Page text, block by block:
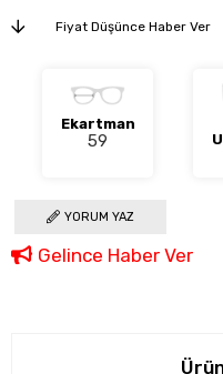
Fiyat Düşünce Haber Ver
Ekartman
59
YORUM YAZ
Gelince Haber Ver